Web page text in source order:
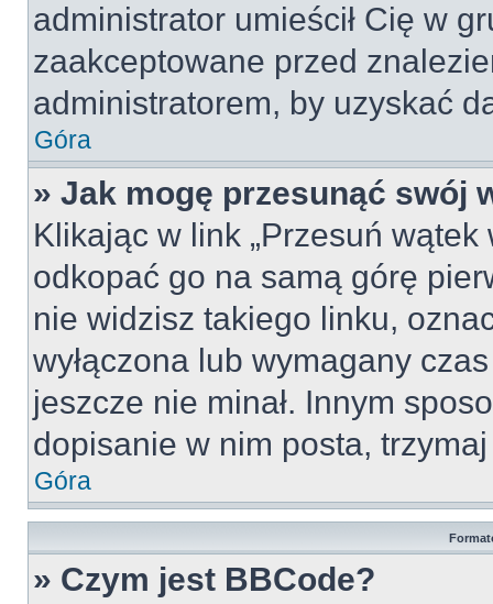
administrator umieścił Cię w
zaakceptowane przed
administratorem, by uzyskać
Góra
» Jak mogę przesunąć swój
Klikając w link „Przesuń
odkopać go na samą górę
nie widzisz takiego linku,
wyłączona lub wymagany
jeszcze nie minał. Innym
dopisanie w nim posta,
Góra
» Czym jest BBCode?